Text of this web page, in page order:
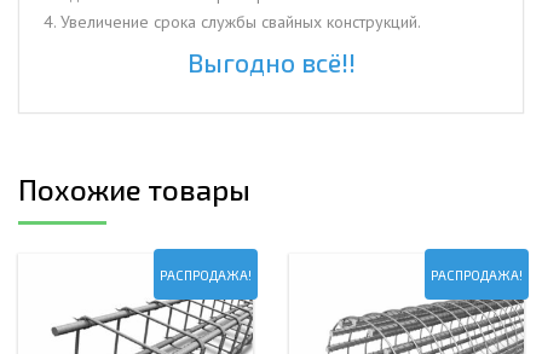
4. Увеличение срока службы свайных конструкций.
Выгодно всё!!
Похожие товары
РАСПРОДАЖА! РАСПРОДАЖА!